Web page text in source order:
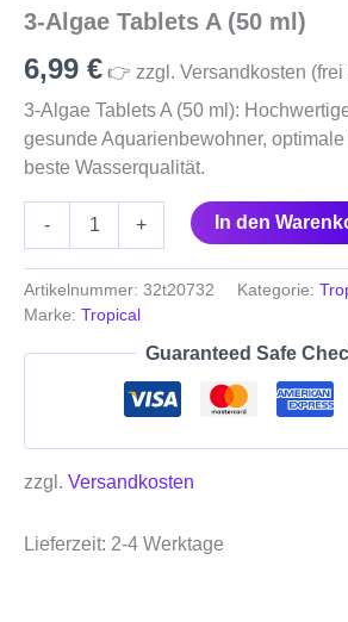
3-Algae Tablets A (50 ml)
6,99 € 👉 zzgl. Versandkosten (frei
3-Algae Tablets A (50 ml):
gesunde Aquarienbewohner, optimale
beste Wasserqualität.
-
Menge
+ In den
Artikelnummer: 32t20732 Kategorie:
Marke: Tropical
Guaranteed Safe
zzgl. Versandkosten
Lieferzeit: 2-4 Werktage